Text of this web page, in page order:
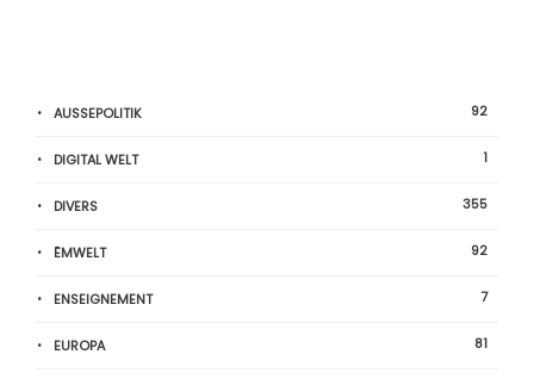
AUSSEPOLITIK 92
DIGITAL WELT 1
DIVERS 355
ËMWELT 92
ENSEIGNEMENT 7
EUROPA 81